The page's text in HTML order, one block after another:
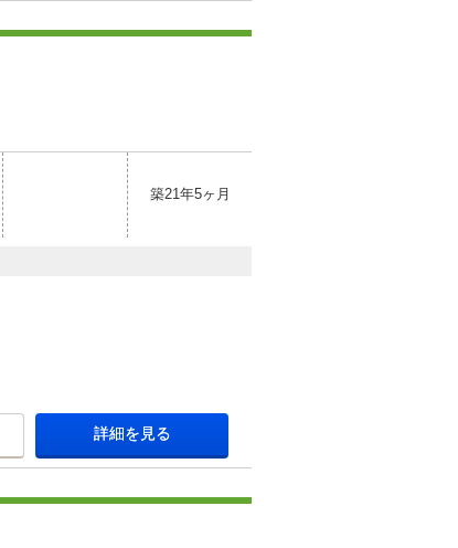
築21年5ヶ月
詳細を見る